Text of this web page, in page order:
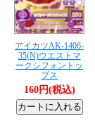
アイカツAK-1406-
35(N)ウエストマ
ークシフォントッ
プス
160円(税込)